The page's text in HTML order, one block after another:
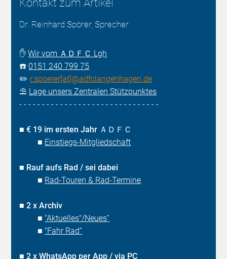
Kontakt zum Artikel
Dr. Reinhard Spörer, Sprecher
✋Wir vom ＡＤＦＣ Lgh
☎️ 0151 240 799 75
✏️ r.spoerer[at]@adfclangenhagen.de
⛱️ Lage unsers Zentralen Stützpunktes
- - - - - - - - - - - - - - - - - - - - - - - - - - - - - - -
■€ 19 im ersten Jahr ＡＤＦＣ
■ Einstiegs-Mitgliedschaft
■ Rauf aufs Rad / sei dabei
■ Rad-Touren & Rad-Termine
■2 x Archiv
■“Aktuelles"/Neues”
■“Fahr Rad”
■2 xWhatsApp per App / via PC